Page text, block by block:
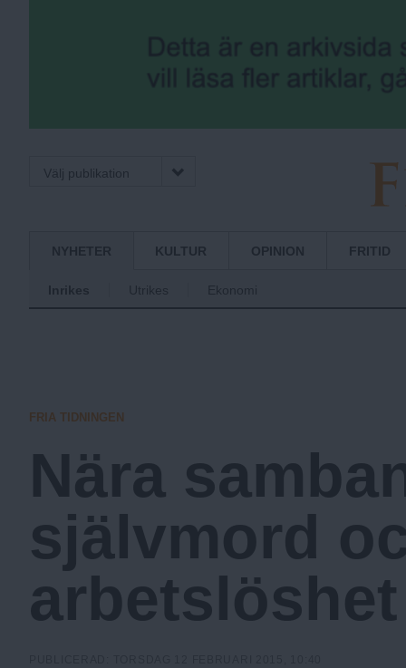
Välj publikation
F
r
a
.
N
u
NYHETER KULTUR OPINION FRITID
Inrikes Utrikes Ekonomi
FRIA TIDNINGEN
Nära
självmord
arbetslöshet